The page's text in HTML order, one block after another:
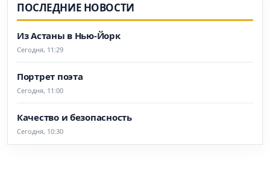
ПОСЛЕДНИЕ НОВОСТИ
Из Астаны в Нью-Йорк
Сегодня, 11:29
Портрет поэта
Сегодня, 11:00
Качество и безопасность
Сегодня, 10:30